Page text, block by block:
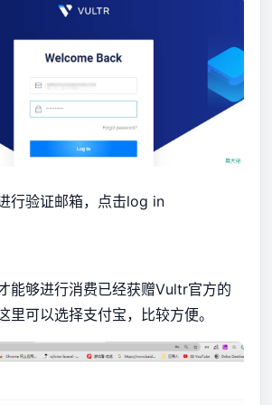
行验证邮箱，点击log in
能够进行消费已经获赠Vultr官方的
里可以选择支付宝，比较方便。